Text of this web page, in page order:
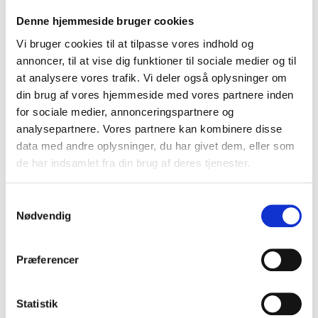
Denne hjemmeside bruger cookies
Vi bruger cookies til at tilpasse vores indhold og
annoncer, til at vise dig funktioner til sociale medier og til
at analysere vores trafik. Vi deler også oplysninger om
din brug af vores hjemmeside med vores partnere inden
for sociale medier, annonceringspartnere og
analysepartnere. Vores partnere kan kombinere disse
data med andre oplysninger, du har givet dem, eller som
de har indsamlet fra din brug af deres tjenester.
Nødvendig
Præferencer
Statistik
slette dine cookies ved at bruge genvejstasterne:
CTRL + SHIFT + Delete. Virker genvejstasterne ikke,
og/eller benytter du en MAC, skal du starte med at
finde ud af, hvilken browser du bruger og herefter
klikke på det relevante link:
Microsoft Internet Explorer
Google Chrome
Safari
Firefox
Websitet indeholder cookies fra tredjeparter, der i
varierende omfang kan omfatte:
Vi indsamler personoplysninger om